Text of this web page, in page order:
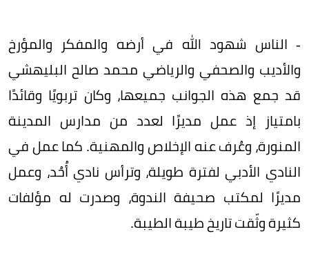
- الناس شهود الله في أرضه والمفكر والمؤرخ
والأديب والصحفي والرياضي محمد صالح البليهشي
قد جمع هذه الجوانب جميعها، وكان تربويًا وقائدًا
بامتياز إذ عمل مديرًا لعدد من مدارس المدينة
المنورة، وعُرف عنه الإخلاص والمهنية. كما عمل في
النادي الأدبي لفترة طويلة، وترأس نادي أُحُد، وعمل
مديرًا لمكتب صحيفة الندوة، وصدرت له مؤلفات
كثيرة وثّقت تاريخ طيبة الطيبة.